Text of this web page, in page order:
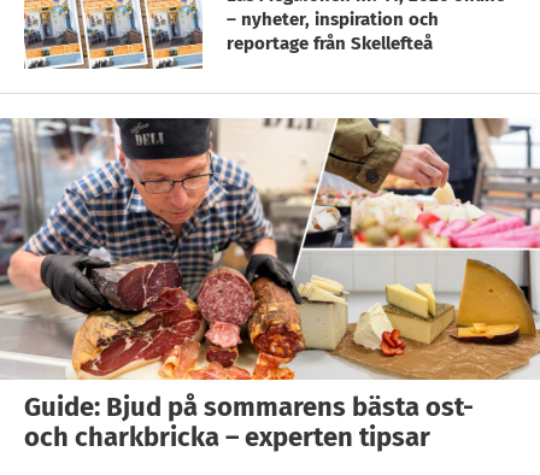
– nyheter, inspiration och
reportage från Skellefteå
Guide: Bjud på sommarens bästa ost-
och charkbricka – experten tipsar